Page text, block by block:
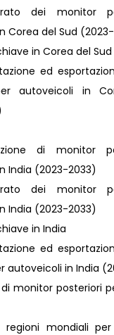
dei monitor
Corea del Sud
in Corea del Sud
ed
autoveicoli in
di monitor
India (2023-2033)
dei monitor
India (2023-2033)
in India
ed
autoveicoli in India
monitor posteriori
regioni mondiali